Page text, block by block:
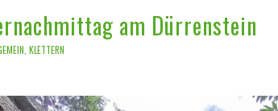
am Dürrenstein
,KLETTERN